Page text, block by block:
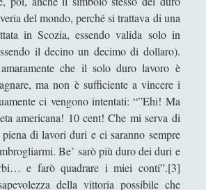
del mondo, perché si trattava di una
in Scozia, essendo valida solo in
il decino un decimo di dollaro).
amaramente che il solo duro lavoro è
ma non è sufficiente a vincere i
ci vengono intentati: “”Ehi! Ma
americana! 10 cent! Che mi serva di
di lavori duri e ci saranno sempre
Be’ sarò più duro dei duri e
e farò quadrare i miei conti”.[3]
della vittoria possibile che